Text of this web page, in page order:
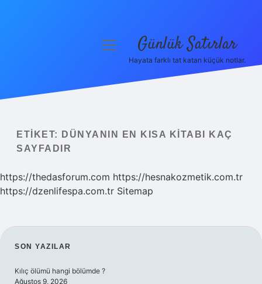
Yasal Uyarı
menüyü Günlük Satırlar
Hayata farklı tat katan küçük notlar.
ETIKET:
DÜNYANIN EN KISA KITABI KAÇ
SAYFADIR
https://thedasforum.com https://hesnakozmetik.com.tr
https://dzenlifespa.com.tr Sitemap
SIDEBAR
SON YAZILAR
Kılıç ölümü hangi bölümde ?
Ağustos 9, 2026